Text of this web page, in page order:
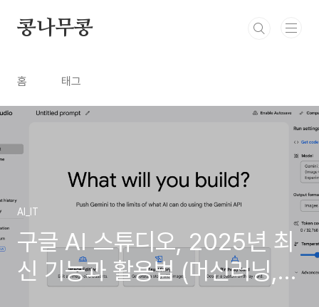
콩나무콩
홈 태그
AI_IT
구글 AI 스튜디오, 2025년 최
신 기능과 활용법 (머신러닝,